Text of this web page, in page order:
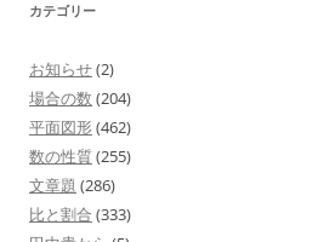
カテゴリー
お知らせ(2)
場合の数 (204)
平面図形(462)
数の性質(255)
文章題 (286)
比と割合 (333)